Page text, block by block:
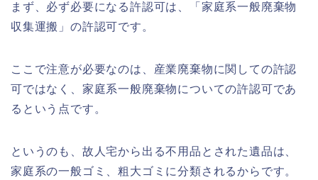
まず、必ず必要になる許認可は、「家庭系一般廃棄物
収集運搬」の許認可です。
ここで注意が必要なのは、産業廃棄物に関しての許認
可ではなく、家庭系一般廃棄物についての許認可であ
るという点です。
というのも、故人宅から出る不用品とされた遺品は、
家庭系の一般ゴミ、粗大ゴミに分類されるからです。